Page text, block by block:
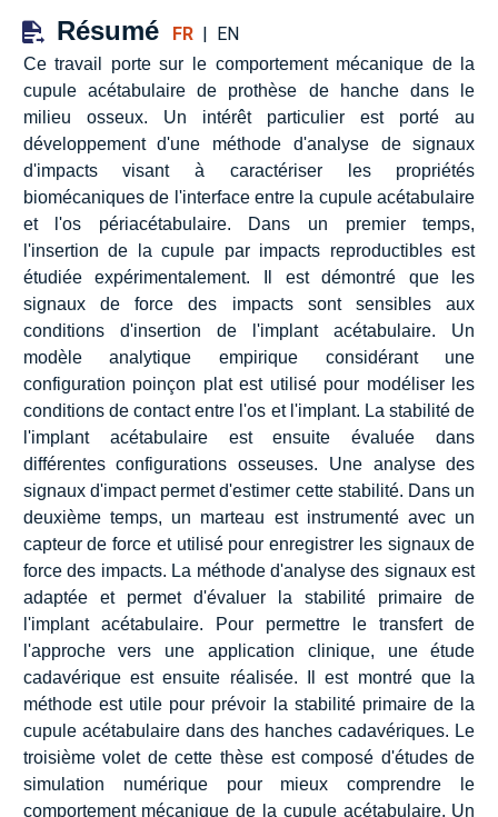
Résumé FR| EN
Ce travail porte sur le comportement mécanique de la
cupule acétabulaire de prothèse de hanche dans le
milieu osseux. Un intérêt particulier est porté au
développement d'une méthode d'analyse de signaux
d'impacts visant à caractériser les propriétés
biomécaniques de l'interface entre la cupule acétabulaire
et l'os périacétabulaire. Dans un premier temps,
l'insertion de la cupule par impacts reproductibles est
étudiée expérimentalement. Il est démontré que les
signaux de force des impacts sont sensibles aux
conditions d'insertion de l'implant acétabulaire. Un
modèle analytique empirique considérant une
configuration poinçon plat est utilisé pour modéliser les
conditions de contact entre l'os et l'implant. La stabilité de
l'implant acétabulaire est ensuite évaluée dans
différentes configurations osseuses. Une analyse des
signaux d'impact permet d'estimer cette stabilité. Dans un
deuxième temps, un marteau est instrumenté avec un
capteur de force et utilisé pour enregistrer les signaux de
force des impacts. La méthode d'analyse des signaux est
adaptée et permet d'évaluer la stabilité primaire de
l'implant acétabulaire. Pour permettre le transfert de
l'approche vers une application clinique, une étude
cadavérique est ensuite réalisée. Il est montré que la
méthode est utile pour prévoir la stabilité primaire de la
cupule acétabulaire dans des hanches cadavériques. Le
troisième volet de cette thèse est composé d'études de
simulation numérique pour mieux comprendre le
comportement mécanique de la cupule acétabulaire. Un